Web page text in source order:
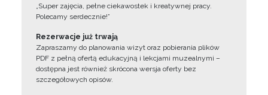
„Super zajęcia, pełne ciekawostek i kreatywnej pracy.
Polecamy serdecznie!”
Rezerwacje już trwają
Zapraszamy do planowania wizyt oraz pobierania plików
PDF z pełną ofertą edukacyjną i lekcjami muzealnymi –
dostępna jest również skrócona wersja oferty bez
szczegółowych opisów.